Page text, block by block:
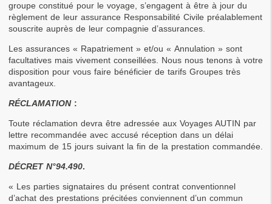
groupe constitué pour le voyage, s’engagent à être à jour du
règlement de leur assurance Responsabilité Civile préalablement
souscrite auprès de leur compagnie d’assurances.
Les assurances « Rapatriement » et/ou « Annulation » sont
facultatives mais vivement conseillées. Nous nous tenons à votre
disposition pour vous faire bénéficier de tarifs Groupes très
avantageux.
RÉCLAMATION :
Toute réclamation devra être adressée aux Voyages AUTIN par
lettre recommandée avec accusé réception dans un délai
maximum de 15 jours suivant la fin de la prestation commandée.
DÉCRET N°94.490.
« Les parties signataires du présent contrat conventionnel
d’achat des prestations précitées conviennent d’un commun